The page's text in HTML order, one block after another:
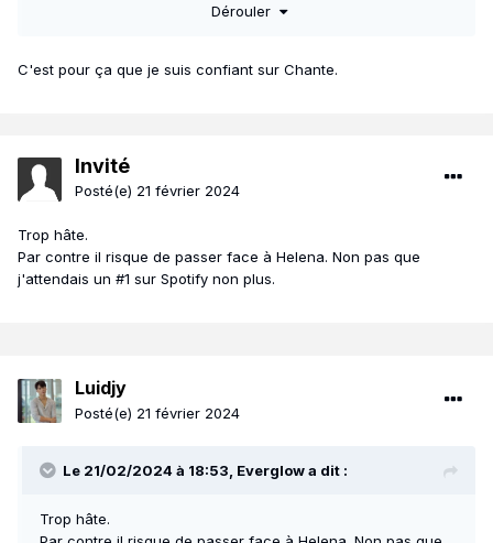
Pas degueu.
Dérouler
C'est pour ça que je suis confiant sur Chante.
Invité
Posté(e) 21 février 2024
Trop hâte.
Par contre il risque de passer face à Helena. Non pas que
j'attendais un #1 sur Spotify non plus.
Luidjy
Posté(e) 21 février 2024
Le 21/02/2024 à 18:53, Everglowa dit :
Trop hâte.